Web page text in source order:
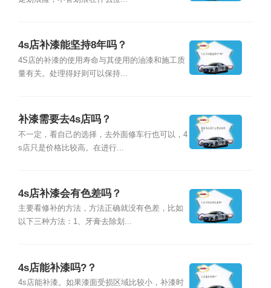
4s店补漆能坚持8年吗？
4S店的补漆的使用寿命与其使用的油漆和施工质
量有关。处理得好则可以保持...
补漆需要去4s店吗？
不一定，看自己的选择，去外面修车行也可以，4
s店只是价格比较高。在进行...
4s店补漆会有色差吗？
主要看修补的方法，方法正确就没有色差，比如
以下三种方法：1、牙膏去除划...
4s店能补漆吗?？
4s店能补漆。如果漆面受损区域比较小，补漆时